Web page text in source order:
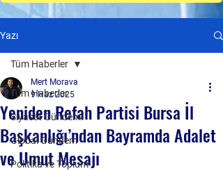
Yazı
Tüm Haberler
Siyaset Gündemi
Global Gündem
Politika ve Toplum
Tüm Haberler
Yeniden Refah Partisi Bursa İl
Başkanlığı’ndan Bayramda Adalet
ve Umut Mesajı
Mert Morava
9 Haz 2025